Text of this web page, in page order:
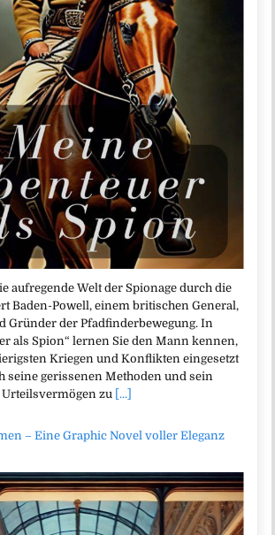
aufregende Welt der Spionage durch die
Baden-Powell, einem britischen General,
Gründer der Pfadfinderbewegung. In
als Spion“ lernen Sie den Mann kennen,
Kriegen und Konflikten eingesetzt
seine gerissenen Methoden und sein
zu [...]
– Eine Graphic Novel voller Eleganz